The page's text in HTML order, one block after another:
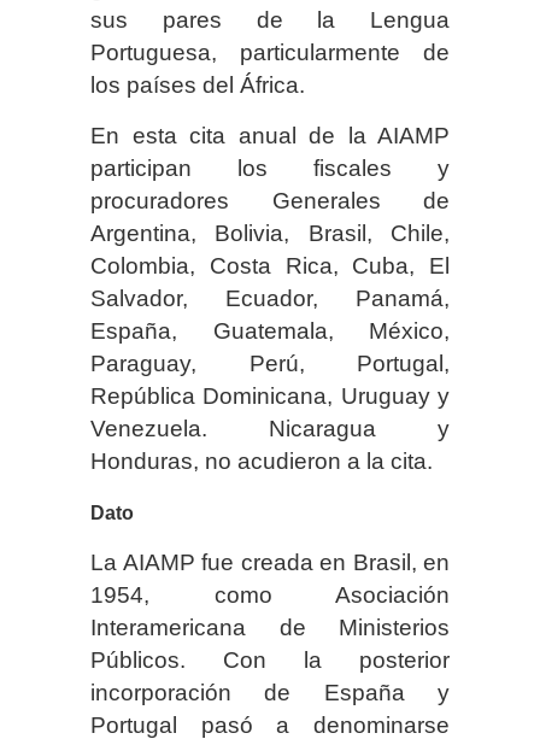
sus pares de la Lengua
Portuguesa, particularmente de
los países del África.
En esta cita anual de la AIAMP
participan los fiscales y
procuradores Generales de
Argentina, Bolivia, Brasil, Chile,
Colombia, Costa Rica, Cuba, El
Salvador, Ecuador, Panamá,
España, Guatemala, México,
Paraguay, Perú, Portugal,
República Dominicana, Uruguay y
Venezuela. Nicaragua y
Honduras, no acudieron a la cita.
Dato
La AIAMP fue creada en Brasil, en
1954, como Asociación
Interamericana de Ministerios
Públicos. Con la posterior
incorporación de España y
Portugal pasó a denominarse